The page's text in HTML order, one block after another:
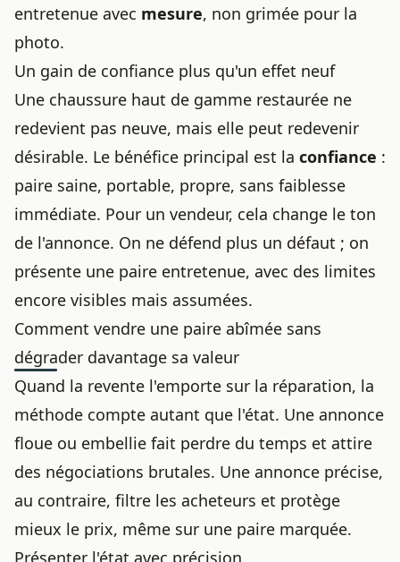
entretenue avec mesure, non grimée pour la
photo.
Un gain de confiance plus qu'un effet neuf
Une chaussure haut de gamme restaurée ne
redevient pas neuve, mais elle peut redevenir
désirable. Le bénéfice principal est la confiance :
paire saine, portable, propre, sans faiblesse
immédiate. Pour un vendeur, cela change le ton
de l'annonce. On ne défend plus un défaut ; on
présente une paire entretenue, avec des limites
encore visibles mais assumées.
Comment vendre une paire abîmée sans
dégrader davantage sa valeur
Quand la revente l'emporte sur la réparation, la
méthode compte autant que l'état. Une annonce
floue ou embellie fait perdre du temps et attire
des négociations brutales. Une annonce précise,
au contraire, filtre les acheteurs et protège
mieux le prix, même sur une paire marquée.
Présenter l'état avec précision